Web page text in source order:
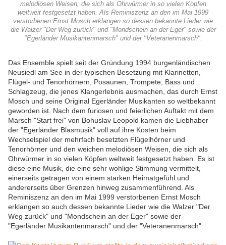
melodiösen Weisen, die sich als Ohrwürmer in so vielen Köpfen
weltweit festgesetzt haben. Als Reminiszenz an den im Mai 1999
verstorbenen Ernst Mosch erklangen so dessen bekannte Lieder wie
die Walzer "Der Weg zurück" und "Mondschein an der Eger" sowie der
"Egerländer Musikantenmarsch" und der "Veteranenmarsch".
Das Ensemble spielt seit der Gründung 1994 burgenländischen
Neusiedl am See in der typischen Besetzung mit Klarinetten,
Flügel- und Tenorhörnern, Posaunen, Trompete, Bass und
Schlagzeug, die jenes Klangerlebnis ausmachen, das durch Ernst
Mosch und seine Original Egerländer Musikanten so weltbekannt
geworden ist. Nach dem furiosen und feierlichen Auftakt mit dem
Marsch "Start frei" von Bohuslav Leopold kamen die Liebhaber
der "Egerländer Blasmusik" voll auf ihre Kosten beim
Wechselspiel der mehrfach besetzten Flügelhörner und
Tenorhörner und den weichen melodiösen Weisen, die sich als
Ohrwürmer in so vielen Köpfen weltweit festgesetzt haben. Es ist
diese eine Musik, die eine sehr wohlige Stimmung vermittelt,
einerseits getragen von einem starken Heimatgefühl und
andererseits über Grenzen hinweg zusammenführend. Als
Reminiszenz an den im Mai 1999 verstorbenen Ernst Mosch
erklangen so auch dessen bekannte Lieder wie die Walzer "Der
Weg zurück" und "Mondschein an der Eger" sowie der
"Egerländer Musikantenmarsch" und der "Veteranenmarsch".